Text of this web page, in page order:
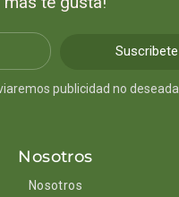
Suscribete
publicidad no deseada.
Nosotros
Nosotros